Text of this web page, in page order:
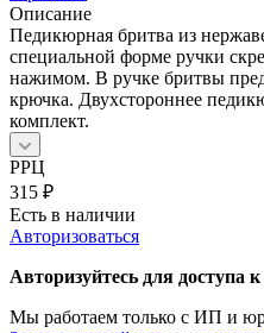
Описание
Педикюрная бритва из
специальной форме ручки
нажимом. В ручке бритвы
крючка. Двухстороннее
комплект.
РРЦ
315 ₽
Есть в наличии
Авторизоваться
Авторизуйтесь для
Мы работаем только с ИП и